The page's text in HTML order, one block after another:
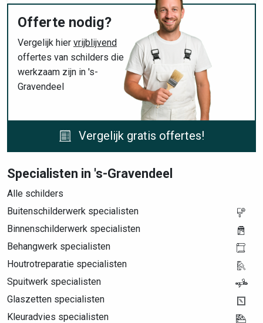
Offerte nodig?
Vergelijk hier vrijblijvend
offertes van schilders die
werkzaam zijn in 's-
Gravendeel
Vergelijk gratis offertes!
Specialisten in 's-Gravendeel
Alle schilders
Buitenschilderwerk specialisten
Binnenschilderwerk specialisten
Behangwerk specialisten
Houtrotreparatie specialisten
Spuitwerk specialisten
Glaszetten specialisten
Kleuradvies specialisten